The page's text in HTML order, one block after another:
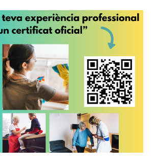
De Març És El Dia
De Les
De La Llar I De Les
Cures
S. socials,P. econòmica